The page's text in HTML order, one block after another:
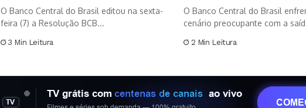
O Banco Central do Brasil editou na sexta-
feira (7) a Resolução BCB...
3 Min Leitura
O Banco Central do Brasil
cenário preocupante com a
2 Min Leitura